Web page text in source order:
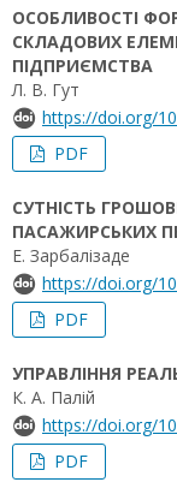
ОСОБЛИВОСТІ
СКЛАДОВИХ
ПІДПРИЄМСТВА
Л. В. Гут
https://doi.org/
PDF
СУТНІСТЬ
ПАСАЖИРСЬКИХ
Е. Зарбалізаде
https://doi.org/
PDF
УПРАВЛІННЯ
К. А. Палій
https://doi.org/
PDF